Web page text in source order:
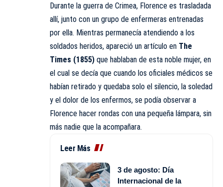
Durante la guerra de Crimea, Florence es trasladada
allí, junto con un grupo de enfermeras entrenadas
por ella. Mientras permanecía atendiendo a los
soldados heridos, apareció un artículo en The
Times (1855) que hablaban de esta noble mujer, en
el cual se decía que cuando los oficiales médicos se
habían retirado y quedaba solo el silencio, la soledad
y el dolor de los enfermos, se podía observar a
Florence hacer rondas con una pequeña lámpara, sin
más nadie que la acompañara.
Leer Más
3 de agosto: Día
Internacional de la